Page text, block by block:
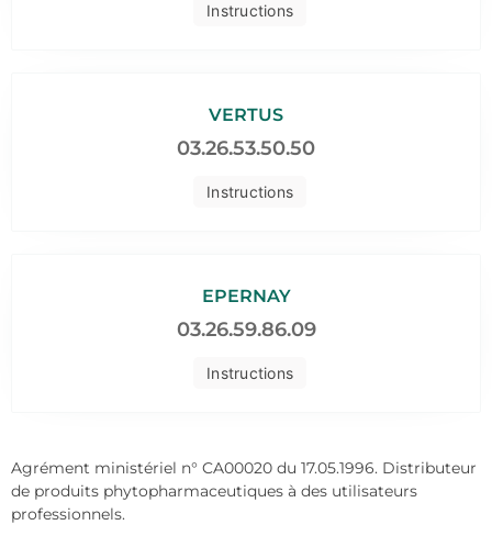
Instructions
Instructions
VERTUS
03.26.53.50.50
Instructions
EPERNAY
03.26.59.86.09
Agrément ministériel n° CA00020 du 17.05.1996. Distributeur
de produits phytopharmaceutiques à des utilisateurs
professionnels.